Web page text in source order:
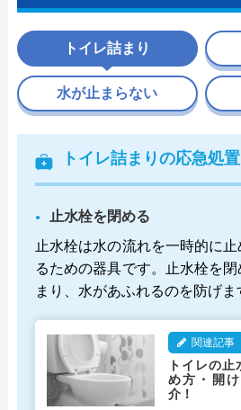
トイレ詰まり
トイレ詰まりの応急処置
止水栓を閉める
止水栓は水の流れを一時的に
るための器具です。止水栓を
まり、水があふれるのを防げま
関連記事
トイレの
め方・開
介！
水が止まらない